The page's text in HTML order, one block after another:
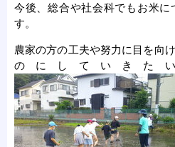
今後、総合や社会科でもお米に
す。
農家の方の工夫や努力に目を向
のにしていきた